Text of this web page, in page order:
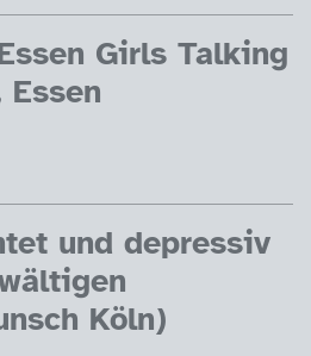
Girls Talking
und depressiv
Köln)